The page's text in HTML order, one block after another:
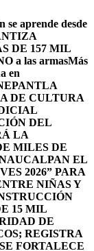
se aprende desde
DE 157 MIL
a las armasMás
en
DE CULTURA
DEL
LA
MILES DE
EL
2026” PARA
NIÑAS Y
15 MIL
DE
REGISTRA
SE FORTALECE